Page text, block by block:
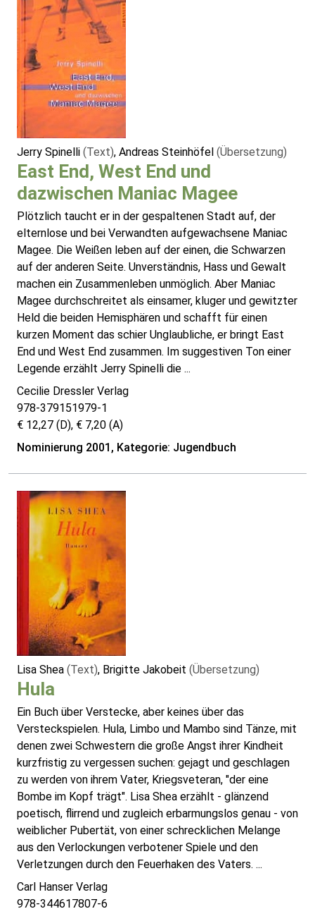
Jerry Spinelli (Text), Andreas Steinhöfel (Übersetzung)
East End, West End und
dazwischen Maniac Magee
Plötzlich taucht er in der gespaltenen Stadt auf, der
elternlose und bei Verwandten aufgewachsene Maniac
Magee. Die Weißen leben auf der einen, die Schwarzen
auf der anderen Seite. Unverständnis, Hass und Gewalt
machen ein Zusammenleben unmöglich. Aber Maniac
Magee durchschreitet als einsamer, kluger und gewitzter
Held die beiden Hemisphären und schafft für einen
kurzen Moment das schier Unglaubliche, er bringt East
End und West End zusammen. Im suggestiven Ton einer
Legende erzählt Jerry Spinelli die ...
Cecilie Dressler Verlag
978-379151979-1
€ 12,27 (D), € 7,20 (A)
Nominierung 2001, Kategorie: Jugendbuch
Lisa Shea (Text), Brigitte Jakobeit (Übersetzung)
Hula
Ein Buch über Verstecke, aber keines über das
Versteckspielen. Hula, Limbo und Mambo sind Tänze, mit
denen zwei Schwestern die große Angst ihrer Kindheit
kurzfristig zu vergessen suchen: gejagt und geschlagen
zu werden von ihrem Vater, Kriegsveteran, "der eine
Bombe im Kopf trägt". Lisa Shea erzählt - glänzend
poetisch, flirrend und zugleich erbarmungslos genau - von
weiblicher Pubertät, von einer schrecklichen Melange
aus den Verlockungen verbotener Spiele und den
Verletzungen durch den Feuerhaken des Vaters. ...
Carl Hanser Verlag
978-344617807-6